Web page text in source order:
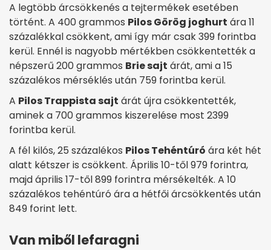
A legtöbb árcsökkenés a tejtermékek esetében
történt. A 400 grammos Pilos Görög joghurt ára 11
százalékkal csökkent, ami így már csak 399 forintba
kerül. Ennél is nagyobb mértékben csökkentették a
népszerű 200 grammos Brie sajt árát, ami a 15
százalékos mérséklés után 759 forintba kerül.
A Pilos Trappista sajt árát újra csökkentették,
aminek a 700 grammos kiszerelése most 2399
forintba kerül.
A fél kilós, 25 százalékos Pilos Tehéntúró ára két hét
alatt kétszer is csökkent. Április 10-től 979 forintra,
majd április 17-től 899 forintra mérsékelték. A 10
százalékos tehéntúró ára a hétfői árcsökkentés után
849 forint lett.
Van miből lefaragni